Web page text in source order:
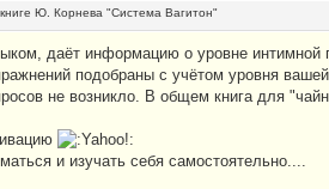
Ю. Корнева "Система Вагитон"
даёт информацию о уровне интимной
подобраны с учётом уровня
не возникло. В общем книга для
и изучать себя самостоятельно....